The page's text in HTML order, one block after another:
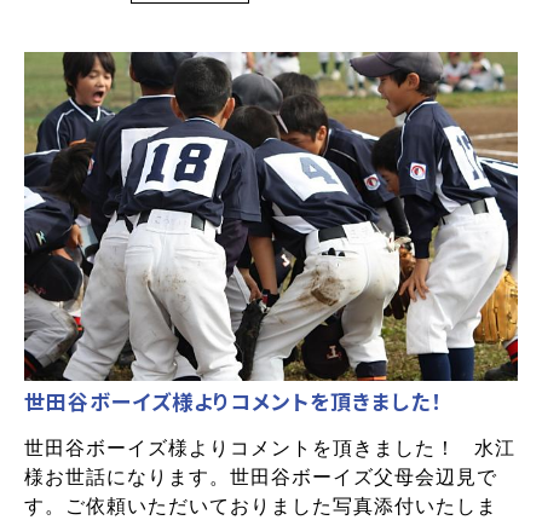
世田谷ボーイズ様よりコメントを頂きました！
世田谷ボーイズ様よりコメントを頂きました！ 水江
様お世話になります。世田谷ボーイズ父母会辺見で
す。ご依頼いただいておりました写真添付いたしま